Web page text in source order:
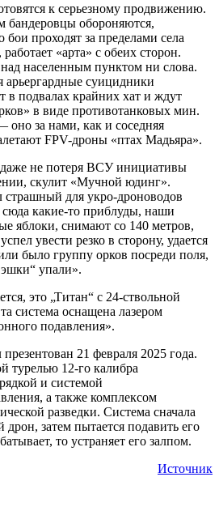
к серьезному продвижению.
бандеровцы обороняются,
проходят за пределами села
«арта» с обеих сторон.
населенным пунктом ни слова.
суицидники
в подвалах крайних хат и ждут
в виде противотанковых мин.
оно за нами, как и соседняя
FPV-дроны «птах Мадьяра».
не потеря ВСУ инициативы
скулит «Мучной юдинг».
страшный для укро-дроноводов
какие-то приблуды, наши
яблоки, снимают со 140 метров,
увести резко в сторону, удается
было группу орков посреди поля,
упали».
это „Титан“ с 24-ствольной
система оснащена лазером
подавления».
21 февраля 2025 года.
турелью 12-го калибра
и системой
а также комплексом
разведки. Система сначала
затем пытается подавить его
то устраняет его залпом.
Источник